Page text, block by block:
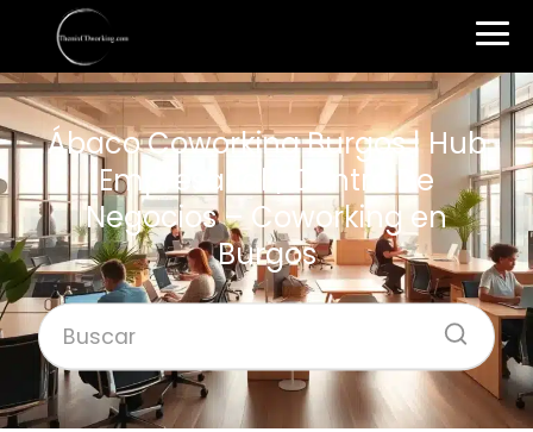
Ábaco Coworking Burgos | Hub
Empresarial | Centro De
Negocios – Coworking en
Burgos